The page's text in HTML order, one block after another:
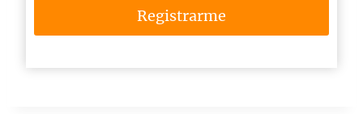
Registrarme